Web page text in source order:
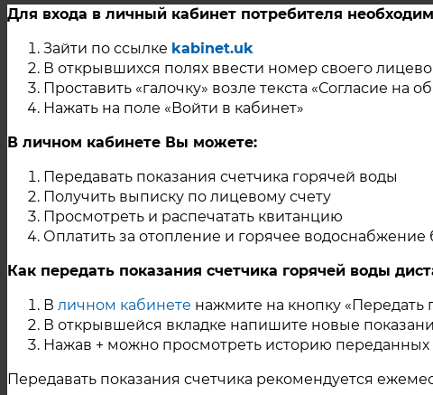
Для входа в личный кабинет потребителя
Зайти по ссылке kabinet.uk
В открывшихся полях ввести номер своего
Проставить «галочку» возле текста «Согласие на
Нажать на поле «Войти в кабинет»
В личном кабинете Вы можете:
Передавать показания счетчика горячей воды
Получить выписку по лицевому счету
Просмотреть и распечатать квитанцию
Оплатить за отопление и горячее водоснабжение
Как передать показания счетчика горячей воды
В личном кабинете нажмите на кнопку «Передать
В открывшейся вкладке напишите новые
Нажав + можно просмотреть историю переданных
Передавать показания счетчика рекомендуется
г. Касли
Уважаемые жители г. Касли!
В связи с проведением
прекращение подачи
08-00 до 17-00
потребители: • ул. Победы 1; • ул.
35, 38, 42, 44, 47, 48, 51, 52,54; • ул.
36, 38; • ул. Калинина 26; • ул.
архитектурно-худоственного
19 Ноября 2021
г. Касли